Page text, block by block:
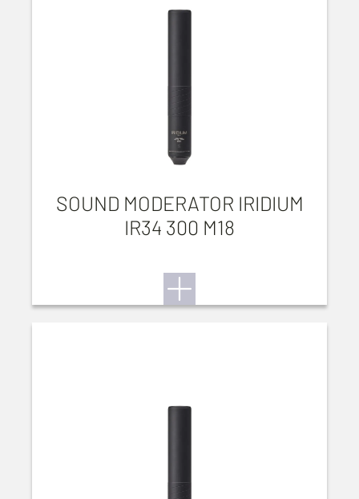
SOUND MODERATOR IRIDIUM
IR34 300 M18